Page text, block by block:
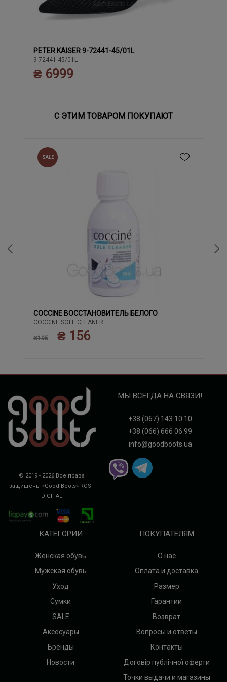
37 37.5 38 39 40
PETER KAISER 9-72441-45/01L
9-72441-45/01L
₴ 6999
С ЭТИМ ТОВАРОМ ПОКУПАЮТ
SALE
COCCINE ВОССТАНОВИТЕЛЬ БЕЛОГО
COCCINE SOLE CLEANER
₴195 ₴ 156
© 2019 - 2026 Все права
защищены «Good Boots» ROST
DIGITAL
МЫ ВСЕГДА НА СВЯЗИ!
+38 (067) 143 10 10
+38 (066) 666 06 99
info@goodboots.ua
КАТЕГОРИИ
Женская обувь
Мужская обувь
Уход
Сумки
SALE
Аксесуары
Бренды
Новости
ПОКУПАТЕЛЯМ
О нас
Оплата и доставка
Размер
Гарантии
Возврат
Вопросы и ответы
Контакты
Договір публічної оферти
Точки выдачи и магазины